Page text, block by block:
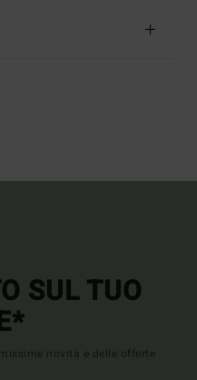
SUL TUO
novità e delle offerte